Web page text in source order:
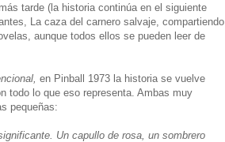
tarde (la historia continúa en el siguiente
La caza del carnero salvaje, compartiendo
aunque todos ellos se pueden leer de
en Pinball 1973 la historia se vuelve
todo lo que eso representa. Ambas muy
pequeñas:
Un capullo de rosa, un sombrero